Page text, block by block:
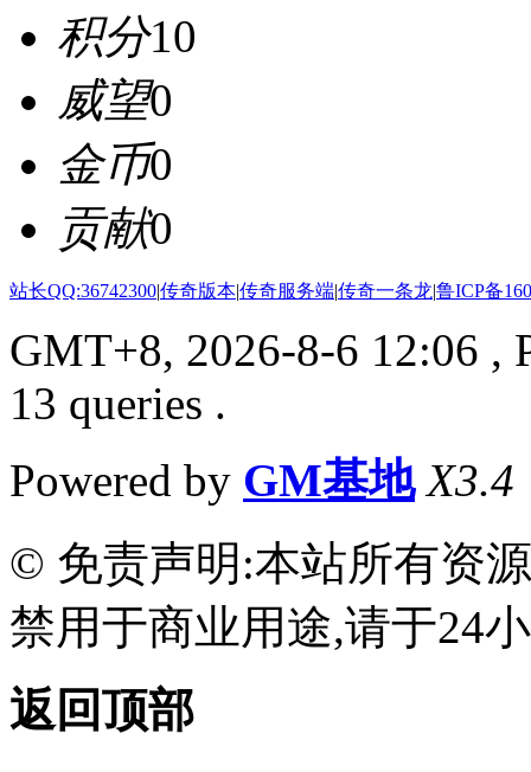
积分10
威望0
金币0
贡献0
站长QQ:36742300|传奇版本|传奇服务端|传奇一条龙|鲁ICP备
GMT+8, 2026-8-6 12:06 ,
13 queries .
Powered by GM基地 X3.4
© 免责声明:本站所有资
禁用于商业用途,请于24
返回顶部